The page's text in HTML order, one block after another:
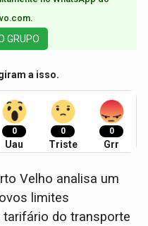
GRUPO
a isso.
0
Uau
0
Triste
0
Grr
Velho analisa um
limites
do transporte